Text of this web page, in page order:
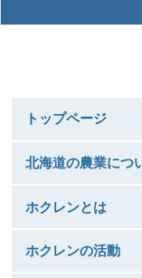
トップページ
北海道の農業につ
ホクレンとは
ホクレンの活動